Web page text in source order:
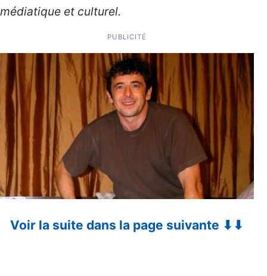
médiatique et culturel.
PUBLICITÉ
Voir la suite dans la page suivante ⬇⬇